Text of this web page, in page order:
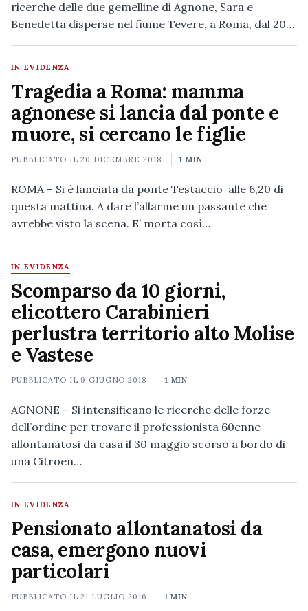
ricerche delle due gemelline di Agnone, Sara e
Benedetta disperse nel fiume Tevere, a Roma, dal 20…
IN EVIDENZA
Tragedia a Roma: mamma
agnonese si lancia dal ponte e
muore, si cercano le figlie
PUBBLICATO IL20 DICEMBRE 2018 1 MIN
ROMA – Si è lanciata da ponte Testaccio alle 6,20 di
questa mattina. A dare l’allarme un passante che
avrebbe visto la scena. E’ morta così…
IN EVIDENZA
Scomparso da 10 giorni,
elicottero Carabinieri
perlustra territorio alto Molise
e Vastese
PUBBLICATO IL 9 GIUGNO 2018 1 MIN
AGNONE – Si intensificano le ricerche delle forze
dell’ordine per trovare il professionista 60enne
allontanatosi da casa il 30 maggio scorso a bordo di
una Citroen…
IN EVIDENZA
Pensionato allontanatosi da
casa, emergono nuovi
particolari
PUBBLICATO IL21 LUGLIO 2016 1 MIN